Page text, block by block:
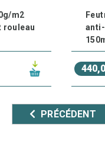
m2
rouleau
PRÉCÉDENT